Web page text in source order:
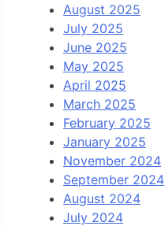
August 2025
July 2025
June 2025
May 2025
April 2025
March 2025
February 2025
January 2025
November 2024
September 2024
August 2024
July 2024